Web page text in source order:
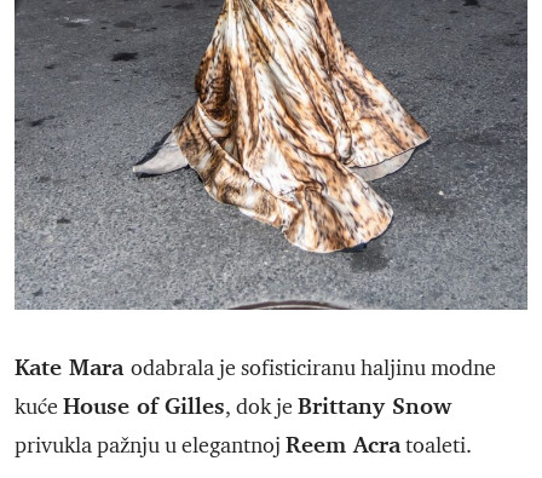
Kate Mara odabrala je sofisticiranu haljinu modne
kuće House of Gilles, dok je Brittany Snow
privukla pažnju u elegantnoj Reem Acratoaleti.